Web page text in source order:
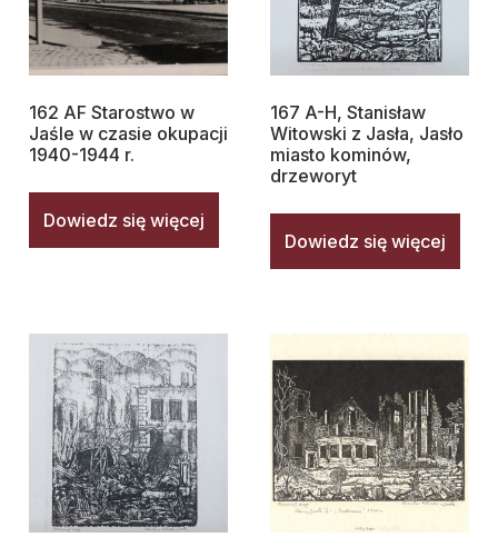
162 AF Starostwo w
Jaśle w czasie okupacji
1940-1944 r.
Dowiedz się więcej
167 A-H, Stanisław
Witowski z Jasła, Jasło
miasto kominów,
drzeworyt
Dowiedz się więcej